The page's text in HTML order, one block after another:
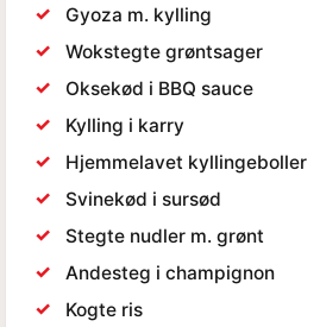
✓
Gyoza m. kylling
✓
Wokstegte grøntsager
✓
Oksekød i BBQ sauce
✓
Kylling i karry
✓
Hjemmelavet kyllingeboller
✓
Svinekød i sursød
✓
Stegte nudler m. grønt
✓
Andesteg i champignon
✓
Kogte ris